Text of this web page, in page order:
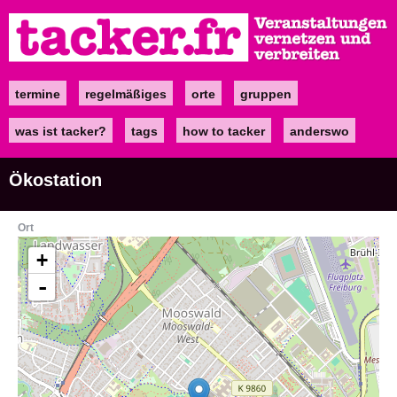
zum
Inhalt
Maintermine regelmäßiges orte gruppen
was ist tacker? tags how to tacker anderswo
Ökostation
Ort
+
-